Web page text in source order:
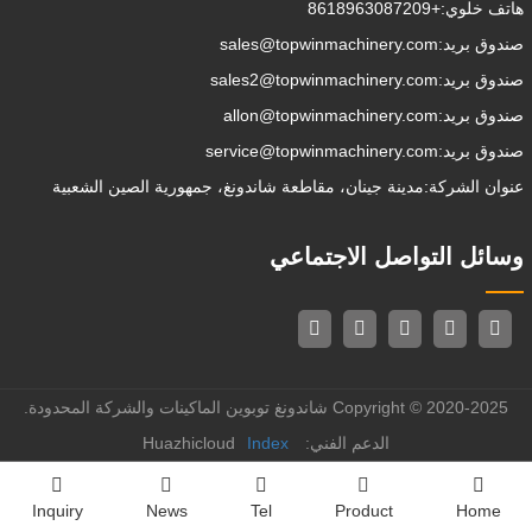
هاتف خلوي:+8618963087209
صندوق بريد:sales@topwinmachinery.com
صندوق بريد:sales2@topwinmachinery.com
صندوق بريد:allon@topwinmachinery.com
صندوق بريد:service@topwinmachinery.com
عنوان الشركة:مدينة جينان، مقاطعة شاندونغ، جمهورية الصين الشعبية
وسائل التواصل الاجتماعي
Copyright © 2020-2025 شاندونغ توبوين الماكينات والشركة المحدودة.
الدعم الفني: Huazhicloud
Index
Home
Product
Tel
News
Inquiry